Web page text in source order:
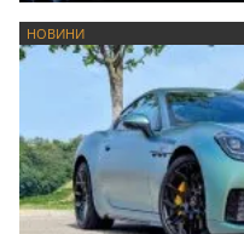
НОВИНИ